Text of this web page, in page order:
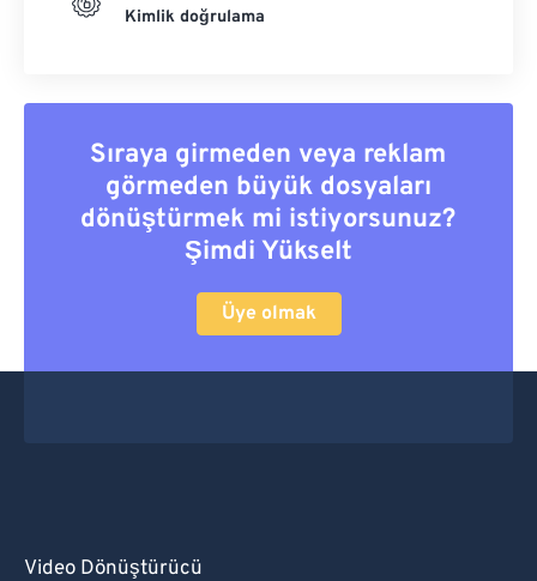
Kimlik doğrulama
Sıraya girmeden veya reklam
görmeden büyük dosyaları
dönüştürmek mi istiyorsunuz?
Şimdi Yükselt
Üye olmak
Video Dönüştürücü